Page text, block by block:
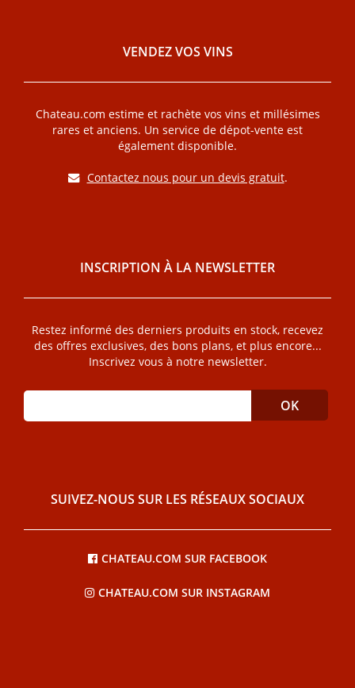
VENDEZ VOS VINS
Chateau.com estime et rachète vos vins et millésimes
rares et anciens. Un service de dépot-vente est
également disponible.
Contactez nous pour un devis gratuit.
INSCRIPTION À LA NEWSLETTER
Restez informé des derniers produits en stock, recevez
des offres exclusives, des bons plans, et plus encore...
Inscrivez vous à notre newsletter.
SUIVEZ-NOUS SUR LES RÉSEAUX SOCIAUX
CHATEAU.COM SUR FACEBOOK
CHATEAU.COM SUR INSTAGRAM